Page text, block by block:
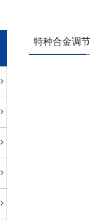
特种合金调